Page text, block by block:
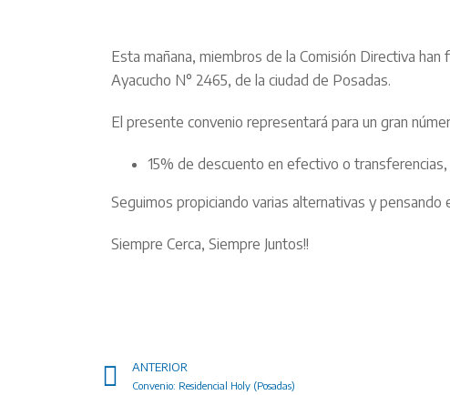
Esta mañana, miembros de la Comisión Directiva
Ayacucho N° 2465, de la ciudad de Posadas.
El presente convenio representará para un gran
15% de descuento en efectivo o
Seguimos propiciando varias alternativas y
Siempre Cerca, Siempre Juntos!!
ANTERIOR
Convenio: Residencial Holy (Posadas)